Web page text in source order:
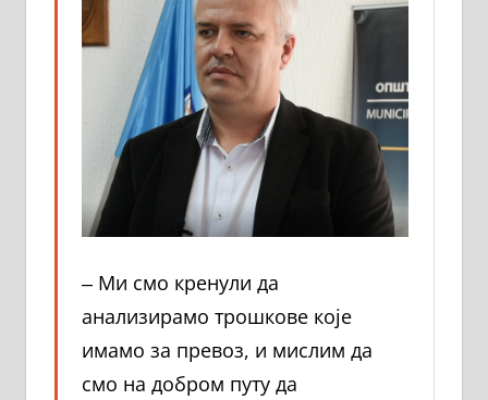
‒ Ми смо кренули да
анализирамо трошкове које
имамо за превоз, и мислим да
смо на добром путу да